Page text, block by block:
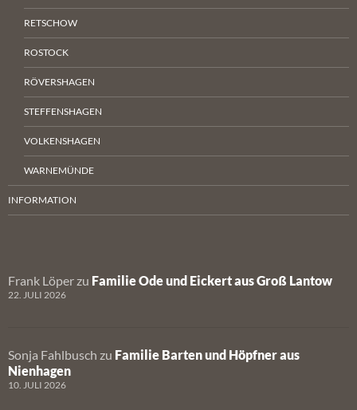
RETSCHOW
ROSTOCK
RÖVERSHAGEN
STEFFENSHAGEN
VOLKENSHAGEN
WARNEMÜNDE
INFORMATION
Frank Löper zu Familie Ode und Eickert aus Groß Lantow
22. JULI 2026
Sonja Fahlbusch zu Familie Barten und Höpfner aus
Nienhagen
10. JULI 2026